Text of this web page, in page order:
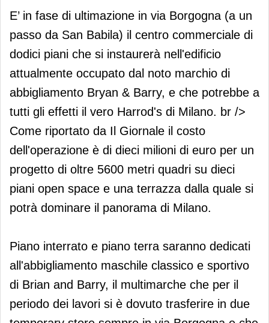
Milano: a San Babila aprirà un centro
commerciale di 12 piani
E’ in fase di ultimazione in via Borgogna (a un
passo da San Babila) il centro commerciale di
dodici piani che si instaurerà nell'edificio
attualmente occupato dal noto marchio di
abbigliamento Bryan & Barry, e che potrebbe a
tutti gli effetti il vero Harrod's di Milano. br />
Come riportato da Il Giornale il costo
dell'operazione è di dieci milioni di euro per un
progetto di oltre 5600 metri quadri su dieci
piani open space e una terrazza dalla quale si
potrà dominare il panorama di Milano.
Piano interrato e piano terra saranno dedicati
all'abbigliamento maschile classico e sportivo
di Brian and Barry, il multimarche che per il
periodo dei lavori si è dovuto trasferire in due